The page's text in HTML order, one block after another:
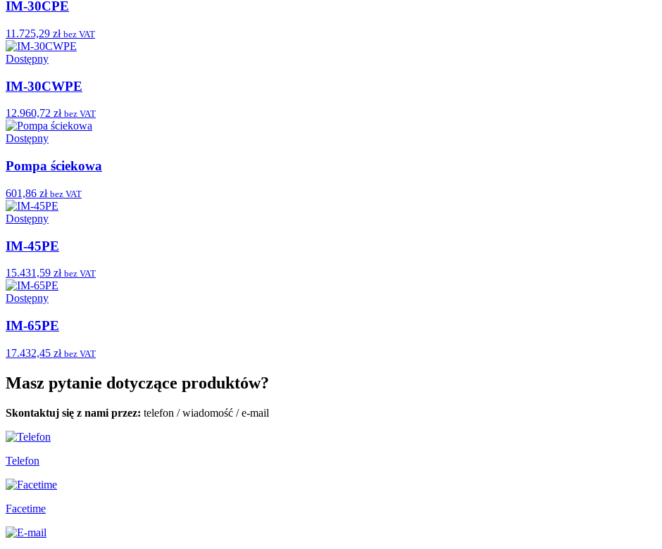
IM-30CPE
11.725,29 zł bez VAT
Dostępny
IM-30CWPE
12.960,72 zł bez VAT
Dostępny
Pompa ściekowa
601,86 zł bez VAT
Dostępny
IM-45PE
15.431,59 zł bez VAT
Dostępny
IM-65PE
17.432,45 zł bez VAT
Masz pytanie dotyczące produktów?
Skontaktuj się z nami przez: telefon /wiadomość /e-mail
Telefon
Facetime